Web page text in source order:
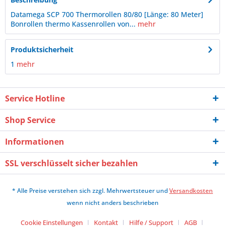
Datamega SCP 700 Thermorollen 80/80 [Länge: 80 Meter]
Bonrollen thermo Kassenrollen von... mehr
Produktsicherheit
1 mehr
Service Hotline
Shop Service
Informationen
SSL verschlüsselt sicher bezahlen
* Alle Preise verstehen sich zzgl. Mehrwertsteuer undVersandkosten
wenn nicht anders beschrieben
Cookie Einstellungen Kontakt Hilfe / Support
AGB